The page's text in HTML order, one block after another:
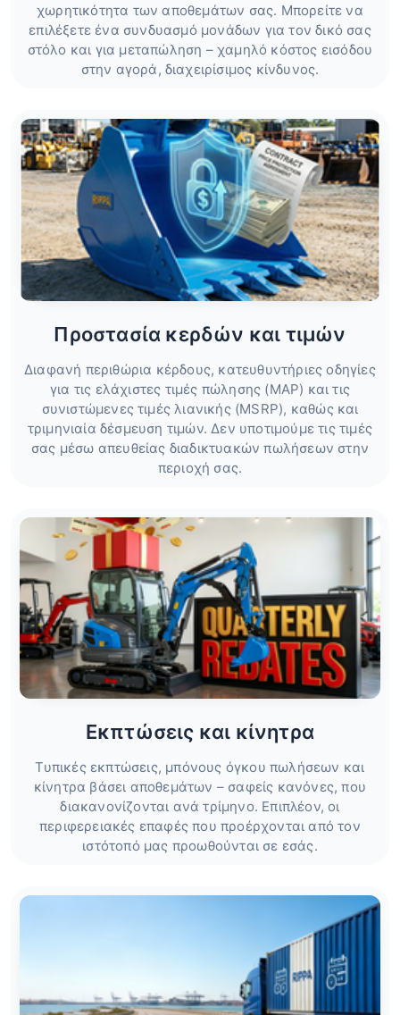
χωρητικότητα των αποθεμάτων σας. Μπορείτε να
επιλέξετε ένα συνδυασμό μονάδων για τον δικό σας
στόλο και για μεταπώληση – χαμηλό κόστος εισόδου
στην αγορά, διαχειρίσιμος κίνδυνος.
Προστασία κερδών και τιμών
Διαφανή περιθώρια κέρδους, κατευθυντήριες οδηγίες
για τις ελάχιστες τιμές πώλησης (MAP) και τις
συνιστώμενες τιμές λιανικής (MSRP), καθώς και
τριμηνιαία δέσμευση τιμών. Δεν υποτιμούμε τις τιμές
σας μέσω απευθείας διαδικτυακών πωλήσεων στην
περιοχή σας.
Εκπτώσεις και κίνητρα
Τυπικές εκπτώσεις, μπόνους όγκου πωλήσεων και
κίνητρα βάσει αποθεμάτων – σαφείς κανόνες, που
διακανονίζονται ανά τρίμηνο. Επιπλέον, οι
περιφερειακές επαφές που προέρχονται από τον
ιστότοπό μας προωθούνται σε εσάς.